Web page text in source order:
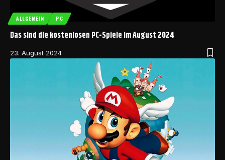
ALLGEMEIN PC
Das sind die kostenlosen PC-Spiele im August 2024
23. August 2024